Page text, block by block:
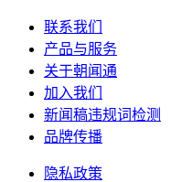
联系我们
产品与服务
关于朝闻通
加入我们
新闻稿违规词检测
品牌传播
隐私政策